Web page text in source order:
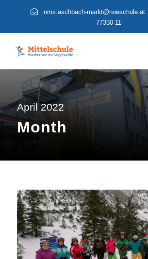
nms.aschbach-markt@noeschule.at
77330-11
April 2022
Month